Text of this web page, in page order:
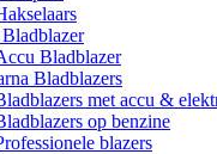
Bladblazer
Bladblazers
met accu &
op benzine
blazers